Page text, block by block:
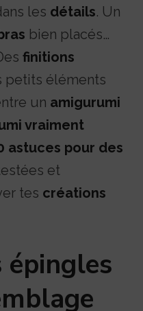
les détails. Un
bien placés…
finitions
petits éléments
un amigurumi
vraiment
astuces pour des
et
tes créations
épingles